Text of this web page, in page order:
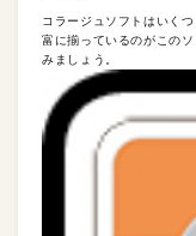
コラージュソフトはいく
富に揃っているのがこの
みましょう。